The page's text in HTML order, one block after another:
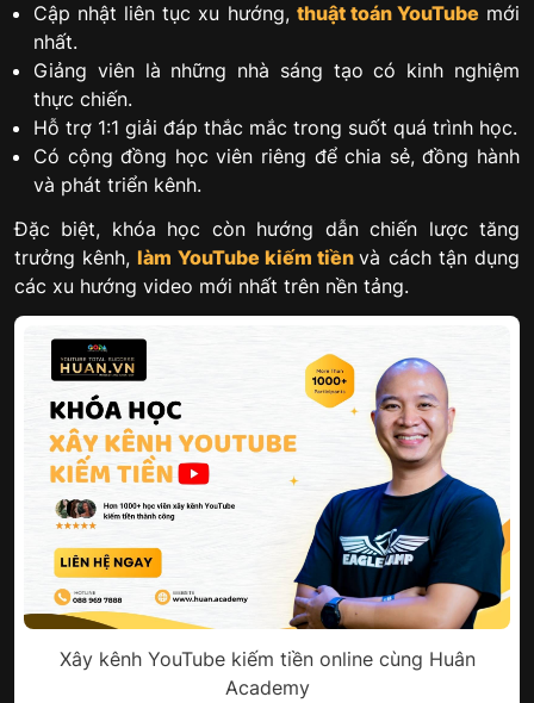
Cập nhật liên tục xu hướng, thuật toán YouTube mới
nhất.
Giảng viên là những nhà sáng tạo có kinh nghiệm
thực chiến.
Hỗ trợ 1:1 giải đáp thắc mắc trong suốt quá trình học.
Có cộng đồng học viên riêng để chia sẻ, đồng hành
và phát triển kênh.
Đặc biệt, khóa học còn hướng dẫn chiến lược tăng
trưởng kênh,làm YouTube kiếm tiền và cách tận dụng
các xu hướng video mới nhất trên nền tảng.
Xây kênh YouTube kiếm tiền online cùng Huân
Academy